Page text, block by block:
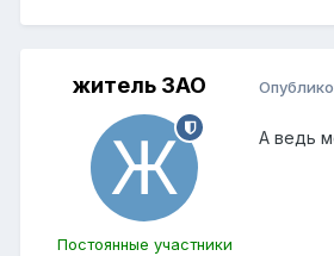
житель ЗАО
Постоянные участники
А ведь